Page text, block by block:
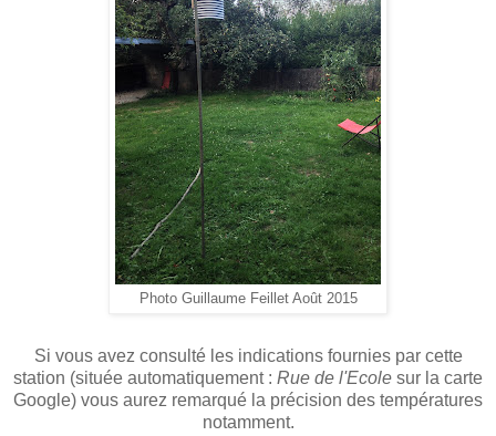
Photo Guillaume Feillet Août 2015
Si vous avez consulté les indications fournies par cette
station (située automatiquement : Rue de l'Ecole sur la carte
Google) vous aurez remarqué la précision des températures
notamment.